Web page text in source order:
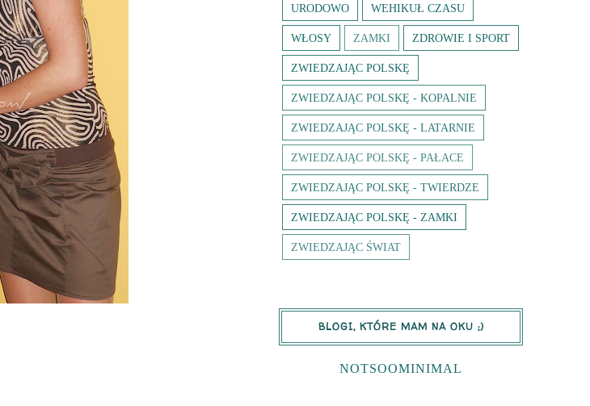
URODOWO WEHIKUŁ CZASU
WŁOSY ZAMKI ZDROWIE I SPORT
ZWIEDZAJĄC POLSKĘ
ZWIEDZAJĄC POLSKĘ - KOPALNIE
ZWIEDZAJĄC POLSKĘ - LATARNIE
ZWIEDZAJĄC POLSKĘ - PAŁACE
ZWIEDZAJĄC POLSKĘ - TWIERDZE
ZWIEDZAJĄC POLSKĘ - ZAMKI
ZWIEDZAJĄC ŚWIAT
BLOGI, KTÓRE MAM NA OKU ;)
NOTSOOMINIMAL